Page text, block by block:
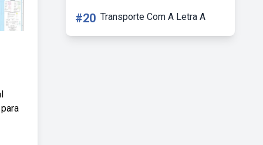
#20 Transporte Com A Letra A